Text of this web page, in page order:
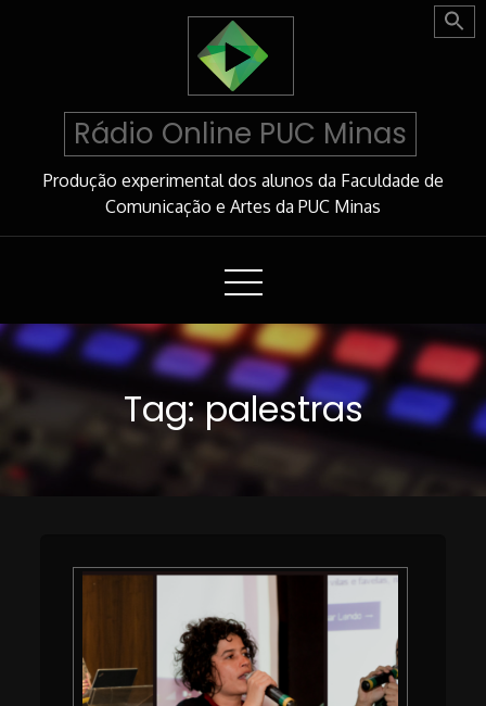
Rádio Online PUC Minas
Produção experimental dos alunos da Faculdade de
Comunicação e Artes da PUC Minas
Tag:palestras